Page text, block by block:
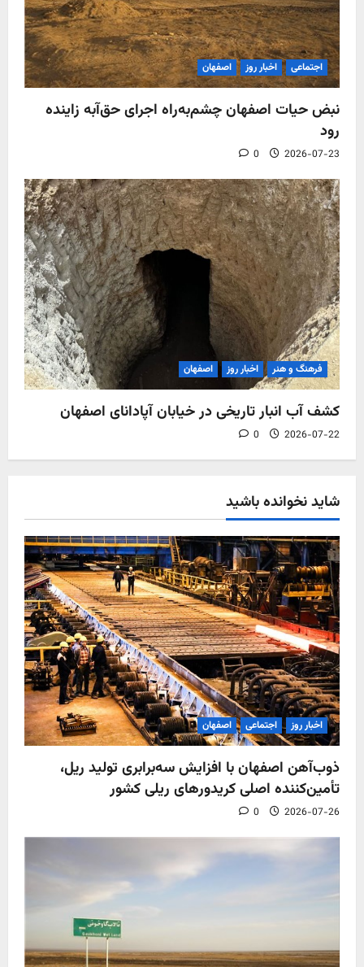
اجتماعی اخبار روز اصفهان
نبض حیات اصفهان چشم‌به‌راه اجرای حق‌آبه زاینده
رود
2026-07-23
0
فرهنگ و هنر اخبار روز اصفهان
کشف آب‌ انبار تاریخی در خیابان آپادانای اصفهان
2026-07-22
0
شاید نخوانده باشید
اخبار روز اجتماعی اصفهان
ذوب‌آهن اصفهان با افزایش سه‌برابری تولید ریل،
تأمین‌کننده اصلی کریدورهای ریلی کشور
2026-07-26
0